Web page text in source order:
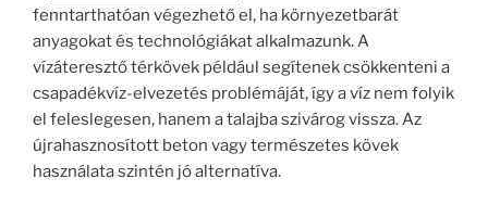
fenntarthatóan végezhető el, ha környezetbarát
anyagokat és technológiákat alkalmazunk. A
vízáteresztő térkövek például segítenek csökkenteni a
csapadékvíz-elvezetés problémáját, így a víz nem folyik
el feleslegesen, hanem a talajba szivárog vissza. Az
újrahasznosított beton vagy természetes kövek
használata szintén jó alternatíva.